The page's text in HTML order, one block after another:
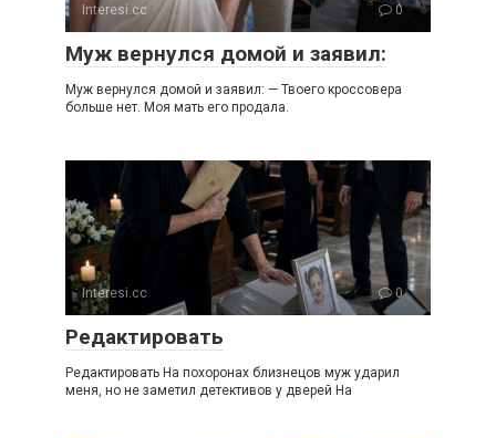
Interesi.cc 0
Муж вернулся домой и заявил:
Муж вернулся домой и заявил: — Твоего кроссовера
больше нет. Моя мать его продала.
Interesi.cc 0
Редактировать
Редактировать На похоронах близнецов муж ударил
меня, но не заметил детективов у дверей На